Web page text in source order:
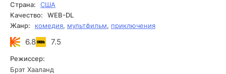
Страна:
США
Качество:
WEB-DL
Жанр:
комедия, мультфильм, приключения
6.8 7.5
Режиссер:
Брэт Хааланд